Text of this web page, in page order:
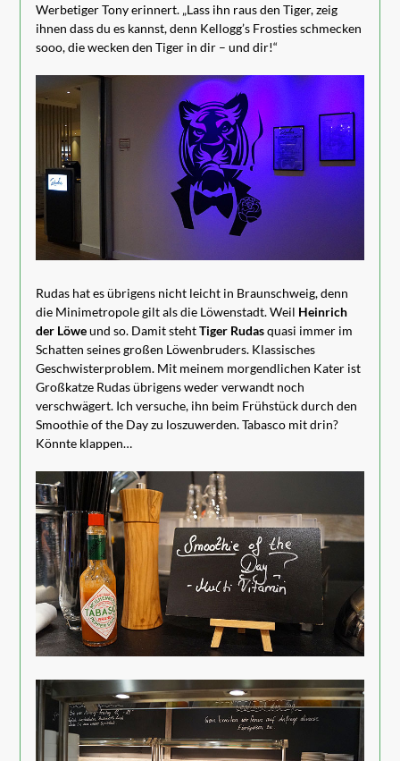
Werbetiger Tony erinnert. „Lass ihn raus den Tiger, zeig
ihnen dass du es kannst, denn Kellogg’s Frosties schmecken
sooo, die wecken den Tiger in dir – und dir!“
Rudas hat es übrigens nicht leicht in Braunschweig, denn
die Minimetropole gilt als die Löwenstadt. Weil Heinrich
der Löweund so. Damit stehtTiger Rudasquasi immer im
Schatten seines großen Löwenbruders. Klassisches
Geschwisterproblem. Mit meinem morgendlichen Kater ist
Großkatze Rudas übrigens weder verwandt noch
verschwägert. Ich versuche, ihn beim Frühstück durch den
Smoothie of the Day zu loszuwerden. Tabasco mit drin?
Könnte klappen…